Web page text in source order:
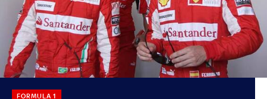
FORMULA 1